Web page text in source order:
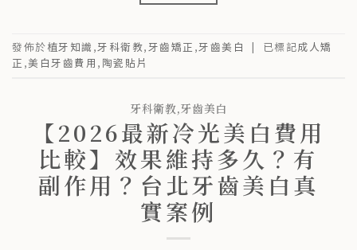
發佈於植牙知識 ,牙科衛教,牙齒矯正 ,牙齒美白 | 已標記成人矯
正 ,美白牙齒費用 , 陶瓷貼片
牙科衛教,牙齒美白
【2026最新冷光美白費用
比較】效果維持多久？有
副作用？台北牙齒美白真
實案例